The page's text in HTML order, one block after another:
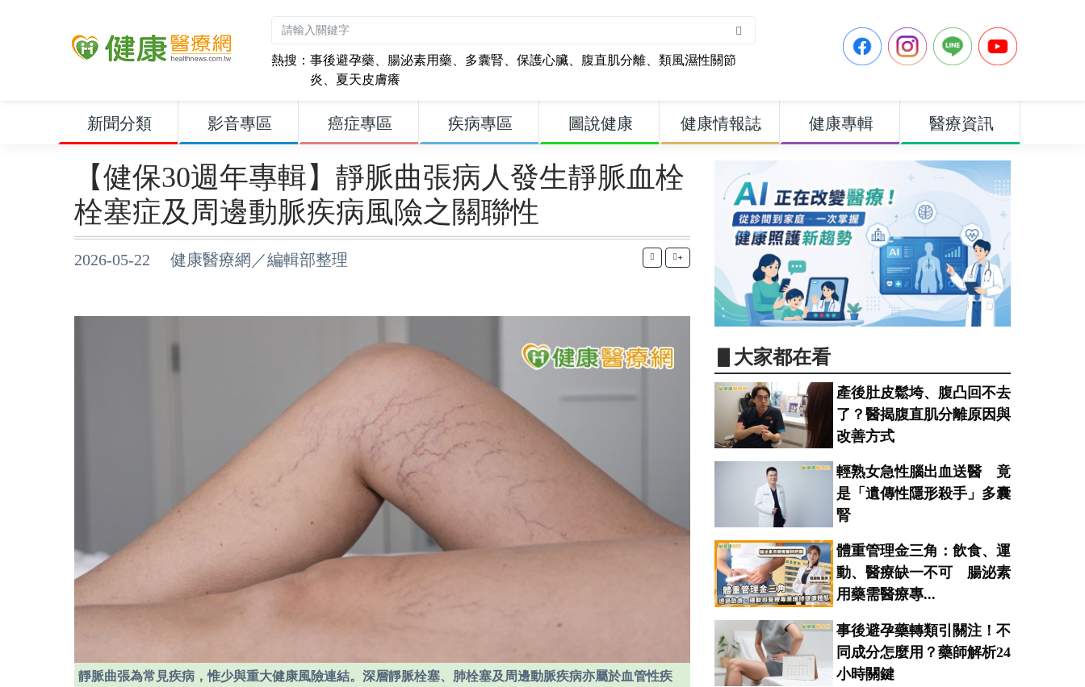
熱搜： 事後避孕藥、 腸泌素用藥、 多囊腎、 保護心臟、 腹直肌分離、 類風濕性關節
炎、 夏天皮膚癢
新聞分類 影音專區 癌症專區 疾病專區 圖說健康 健康情報誌 健康專輯 醫療資訊
【健保30週年專輯】靜脈曲張病人發生靜脈血栓
栓塞症及周邊動脈疾病風險之關聯性
2026-05-22 健康醫療網／編輯部整理 +
靜脈曲張為常見疾病，惟少與重大健康風險連結。深層靜脈栓塞、肺栓塞及周邊動脈疾病亦屬於血管性疾
▋大家都在看
產後肚皮鬆垮、腹凸回不去
了？醫揭腹直肌分離原因與
改善方式
輕熟女急性腦出血送醫 竟
是「遺傳性隱形殺手」多囊
腎
體重管理金三角：飲食、運
動、醫療缺一不可 腸泌素
用藥需醫療專...
事後避孕藥轉類引關注！不
同成分怎麼用？藥師解析24
小時關鍵